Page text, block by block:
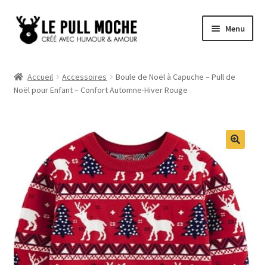
Aller
Aller
au
Menu
Pull Noël Femme
Pull Enfant
Pull Noël Promo
Accueil Accessoires
Boule de Noël à Capuche – Pull de
Noël pour Enfant – Confort Automne-Hiver Rouge